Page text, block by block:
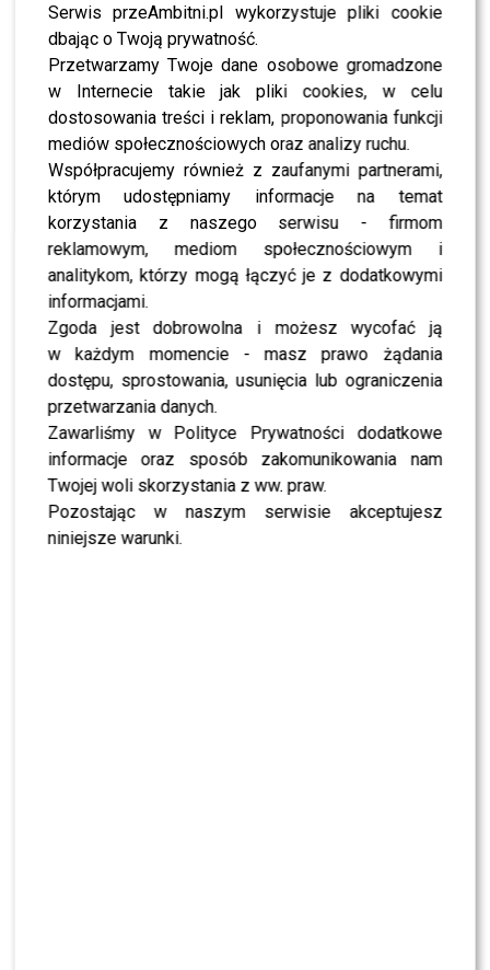
Serwis przeAmbitni.pl wykorzystuje pliki cookie
dbając o Twoją prywatność.
Przetwarzamy Twoje dane osobowe gromadzone
w Internecie takie jak pliki cookies, w celu
dostosowania treści i reklam, proponowania funkcji
mediów społecznościowych oraz analizy ruchu.
Współpracujemy również z zaufanymi partnerami,
którym udostępniamy informacje na temat
korzystania z naszego serwisu - firmom
reklamowym, mediom społecznościowym i
analitykom, którzy mogą łączyć je z dodatkowymi
informacjami.
Zgoda jest dobrowolna i możesz wycofać ją
w każdym momencie - masz prawo żądania
dostępu, sprostowania, usunięcia lub ograniczenia
przetwarzania danych.
Zawarliśmy w Polityce Prywatności dodatkowe
informacje oraz sposób zakomunikowania nam
Twojej woli skorzystania z ww. praw.
Pozostając w naszym serwisie akceptujesz
niniejsze warunki.
Jednym z najbardziej zaskakujących elementów
dzisiejszego wieczór będzie również powiększenie grona
prowadzących. Do dobrze znanych twarzy dołączy
zwycięzca poprzedniej edycji,Mikołaj „Bagi” Bagiński
co już teraz budzi ogromne zainteresowanie wśród
widzów.
POLECAMY:
Tego Natsu i Kucina długo nie zdradzali.
Teraz wszystko jest jasne
Do studia „Tańca z Gwiazdami”
zawitało wiele znanych twarzy
[FOTO]
Jeszcze przed rozpoczęciem odcinka na żywo studio
zaczęło zapełniać się znanymi osobami ze świata show-
biznesu. Jak co tydzień nie zabrakło gwiazd, które
przyszły kibicować swoim bliskim i znajomym walczącym
o pozostanie w programie. Zanim zajęli miejsca na
widowni, chętnie pozowali fotoreporterom na ściance.